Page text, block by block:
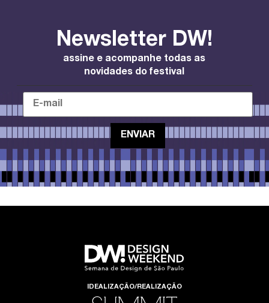
Newsletter DW!
assine e acompanhe todas as
novidades do festival
IDEALIZAÇÃO/REALIZAÇÃO